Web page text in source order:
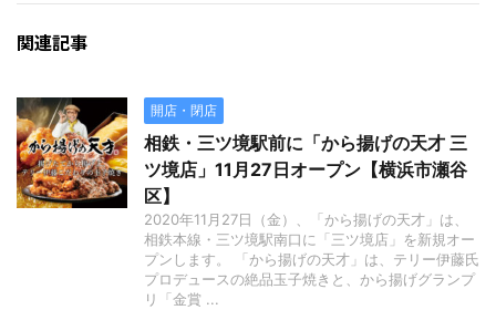
関連記事
開店・閉店
相鉄・三ツ境駅前に「から揚げの天才 三
ツ境店」11月27日オープン【横浜市瀬谷
区】
2020年11月27日（金）、「から揚げの天才」は、
相鉄本線・三ツ境駅南口に「三ツ境店」を新規オー
プンします。 「から揚げの天才」は、テリー伊藤氏
プロデュースの絶品玉子焼きと、から揚げグランプ
リ「金賞 ...